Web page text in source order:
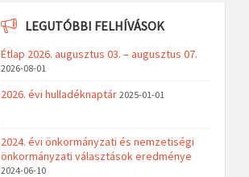
LEGUTÓBBI FELHÍVÁSOK
Étlap 2026. augusztus 03. – augusztus 07.
2026-08-01
2026. évi hulladéknaptár 2025-01-01
2024. évi önkormányzati és nemzetiségi
önkormányzati választások eredménye
2024-06-10